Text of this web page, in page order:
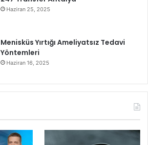
Haziran 25, 2025
Menisküs Yırtığı Ameliyatsız Tedavi
Yöntemleri
Haziran 16, 2025